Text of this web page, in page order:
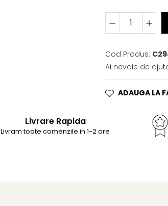
Cod Produs:
Ai nevoie de
ADAUGA LA
Livrare Rapida
Livram toate comenzile in 1-2 ore